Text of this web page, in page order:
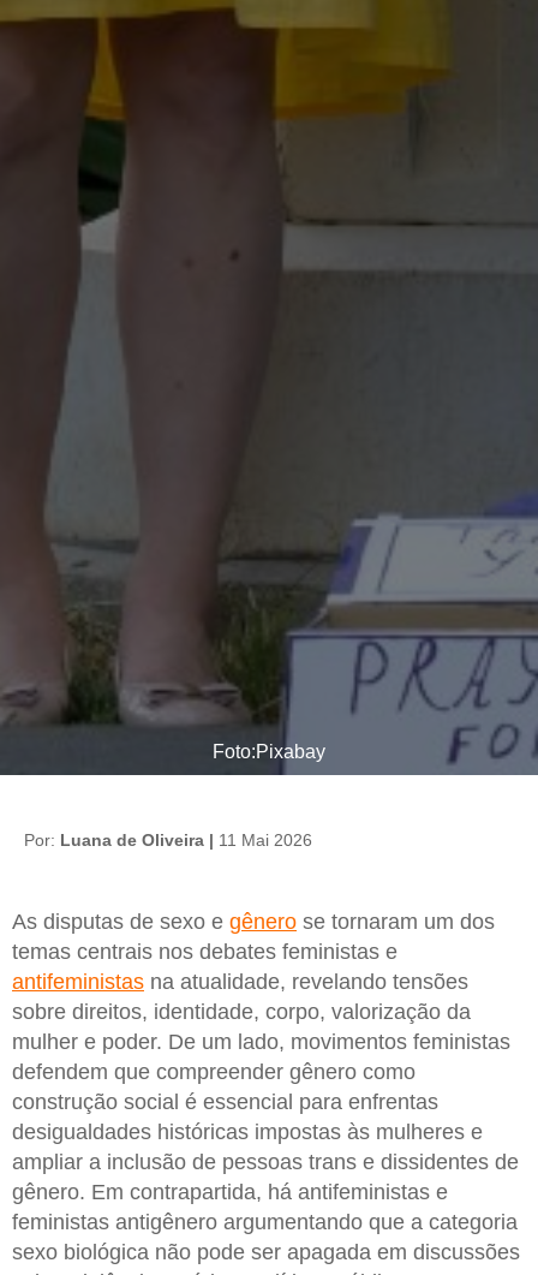
Foto:Pixabay
Por: Luana de Oliveira | 11 Mai 2026
As disputas de sexo e gênero se tornaram um dos
temas centrais nos debates feministas e
antifeministas na atualidade, revelando tensões
sobre direitos, identidade, corpo, valorização da
mulher e poder. De um lado, movimentos feministas
defendem que compreender gênero como
construção social é essencial para enfrentas
desigualdades históricas impostas às mulheres e
ampliar a inclusão de pessoas trans e dissidentes de
gênero. Em contrapartida, há antifeministas e
feministas antigênero argumentando que a categoria
sexo biológica não pode ser apagada em discussões